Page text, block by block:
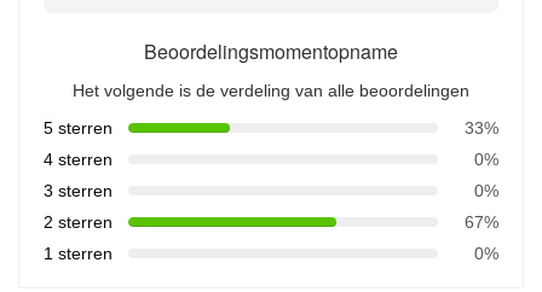
Beoordelingsmomentopname
Het volgende is de verdeling van alle beoordelingen
5 sterren
33%
4 sterren
0%
3 sterren
0%
2 sterren
67%
1 sterren
0%